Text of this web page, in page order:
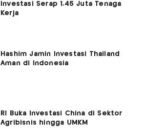
Investasi Serap 1,45 Juta Tenaga
Kerja
Hashim Jamin Investasi Thailand
Aman di Indonesia
RI Buka Investasi China di Sektor
Agribisnis hingga UMKM